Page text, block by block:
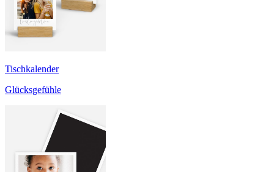
Tischkalender
Glücksgefühle